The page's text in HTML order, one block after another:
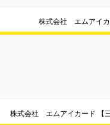
株式会社 エムアイカ
株式会社 エムアイカード 【